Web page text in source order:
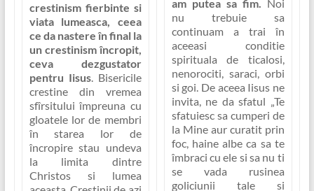
crestinism fierbinte si
viata lumeasca, ceea
ce da nastere în final la
un crestinism încropit,
ceva dezgustator
pentru Iisus. Bisericile
crestine din vremea
sfîrsitului împreuna cu
gloatele lor de membri
în starea lor de
încropire stau undeva
la limita dintre
Christos si lumea
am putea sa fim. Noi
nu trebuie sa
continuam a trai în
aceeasi conditie
spirituala de ticalosi,
nenorociti, saraci, orbi
si goi. De aceea Iisus ne
invita, ne da sfatul „Te
sfatuiesc sa cumperi de
la Mine aur curatit prin
foc, haine albe ca sa te
îmbraci cu ele si sa nu ti
se vada rusinea
goliciunii tale si